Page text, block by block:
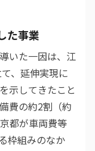
た事業
いた一因は、江
、延伸実現に
示してきたこと
費の約2割（約
都が車両費等
枠組みのなか